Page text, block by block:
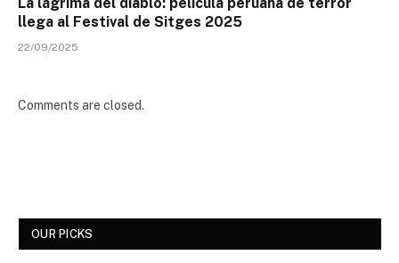
llega al Festival de Sitges 2025
22/09/2025
Comments are closed.
OUR PICKS